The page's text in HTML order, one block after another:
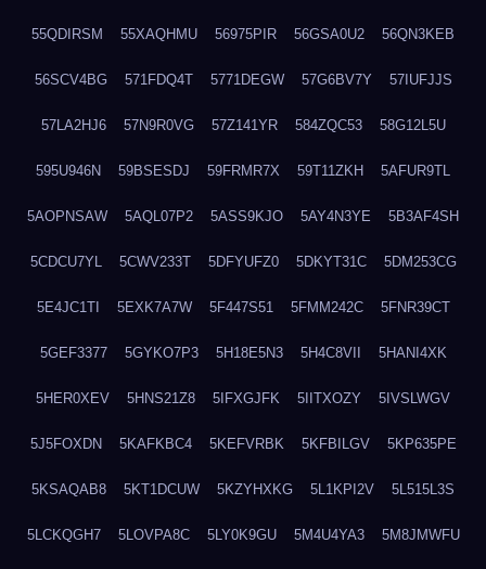
55QDIRSM 55XAQHMU 56975PIR 56GSA0U2 56QN3KEB
56SCV4BG 571FDQ4T 5771DEGW 57G6BV7Y 57IUFJJS
57LA2HJ6 57N9R0VG 57Z141YR 584ZQC53 58G12L5U
595U946N 59BSESDJ 59FRMR7X 59T11ZKH 5AFUR9TL
5AOPNSAW 5AQL07P2 5ASS9KJO 5AY4N3YE 5B3AF4SH
5CDCU7YL 5CWV233T 5DFYUFZ0 5DKYT31C 5DM253CG
5E4JC1TI 5EXK7A7W 5F447S51 5FMM242C 5FNR39CT
5GEF3377 5GYKO7P3 5H18E5N3 5H4C8VII 5HANI4XK
5HER0XEV 5HNS21Z8 5IFXGJFK 5IITXOZY 5IVSLWGV
5J5FOXDN 5KAFKBC4 5KEFVRBK 5KFBILGV 5KP635PE
5KSAQAB8 5KT1DCUW 5KZYHXKG 5L1KPI2V 5L515L3S
5LCKQGH7 5LOVPA8C 5LY0K9GU 5M4U4YA3 5M8JMWFU